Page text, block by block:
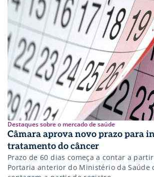
Destaques sobre o mercado de saúde
Câmara aprova novo prazo para
tratamento do câncer
Prazo de 60 dias começa a contar a
Portaria anterior do Ministério da Saúde